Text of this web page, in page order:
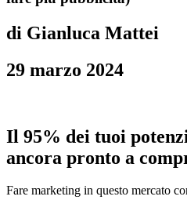
di Gianluca Mattei
29 marzo 2024
Il 95% dei tuoi
ancora pronto a
Fare marketing in questo mercato